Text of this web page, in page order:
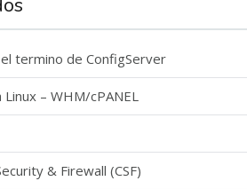
termino de ConfigServer
– WHM/cPANEL
& Firewall (CSF)